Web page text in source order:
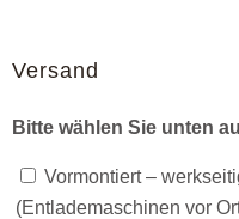
Versand
Bitte wählen Sie unten
Vormontiert –
(Entlademaschinen vor